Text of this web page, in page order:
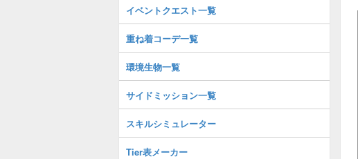
イベントクエスト一覧
重ね着コーデ一覧
環境生物一覧
サイドミッション一覧
スキルシミュレーター
Tier表メーカー